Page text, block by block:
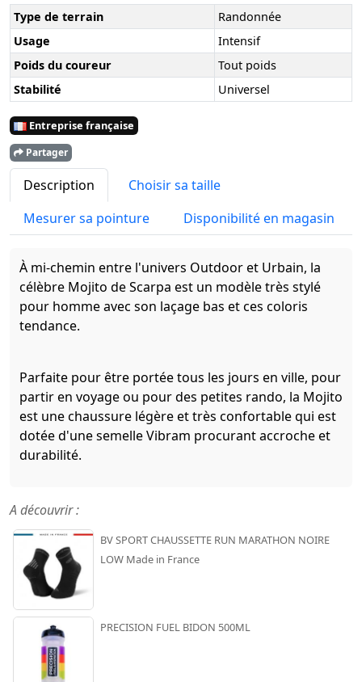
Type de terrain
Randonnée
Usage
Intensif
Poids du coureur
Tout poids
Stabilité
Universel
Entreprise française
Partager
Description
Choisir sa taille
Mesurer sa pointure
Disponibilité en magasin
À mi-chemin entre l'univers Outdoor et Urbain, la
célèbre Mojito de Scarpa est un modèle très stylé
pour homme avec son laçage bas et ces coloris
tendance.
Parfaite pour être portée tous les jours en ville, pour
partir en voyage ou pour des petites rando, la Mojito
est une chaussure légère et très confortable qui est
dotée d'une semelle Vibram procurant accroche et
durabilité.
A découvrir :
BV SPORT CHAUSSETTE RUN MARATHON NOIRE
LOW Made in France
PRECISION FUEL BIDON 500ML